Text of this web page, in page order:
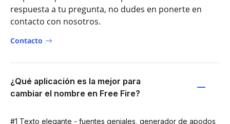
respuesta a tu pregunta, no dudes en ponerte en
contacto con nosotros.
Contacto
¿Qué aplicación es la mejor para
cambiar el nombre en Free Fire?
#1 Texto elegante - fuentes geniales, generador de apodos